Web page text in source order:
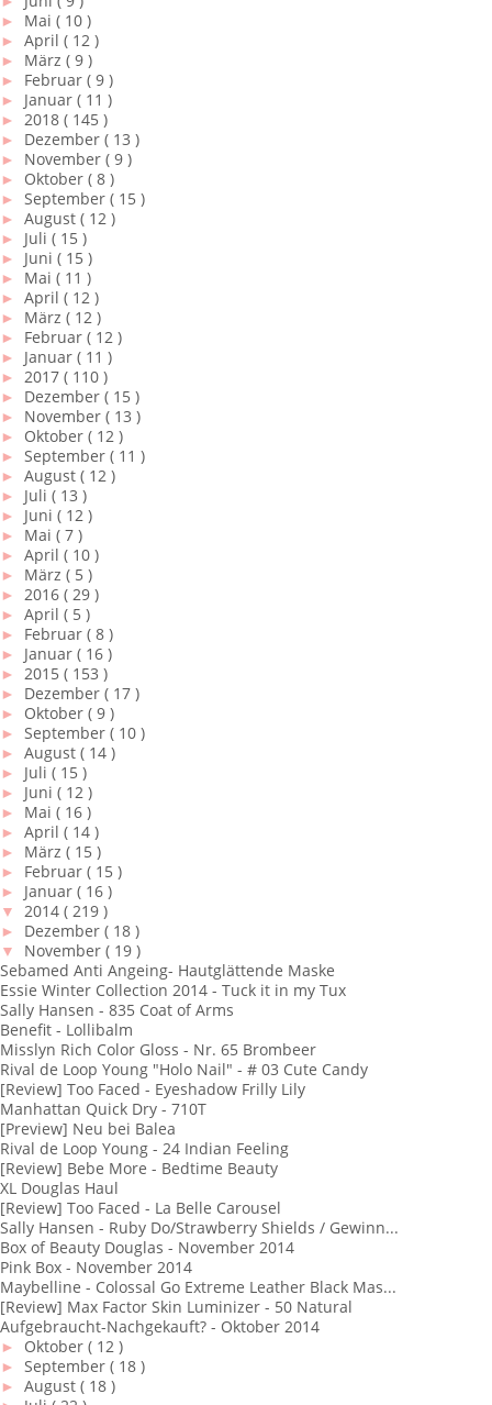
► Mai ( 10 )
► April ( 12 )
► März ( 9 )
► Februar ( 9 )
► Januar ( 11 )
► 2018 ( 145 )
► Dezember ( 13 )
► November ( 9 )
► Oktober ( 8 )
► September ( 15 )
► August ( 12 )
► Juli ( 15 )
► Juni ( 15 )
► Mai ( 11 )
► April ( 12 )
► März ( 12 )
► Februar ( 12 )
► Januar ( 11 )
► 2017 ( 110 )
► Dezember ( 15 )
► November ( 13 )
► Oktober ( 12 )
► September ( 11 )
► August ( 12 )
► Juli ( 13 )
► Juni ( 12 )
► Mai ( 7 )
► April ( 10 )
► März ( 5 )
► 2016 ( 29 )
► April ( 5 )
► Februar ( 8 )
► Januar ( 16 )
► 2015 ( 153 )
► Dezember ( 17 )
► Oktober ( 9 )
► September ( 10 )
► August ( 14 )
► Juli ( 15 )
► Juni ( 12 )
► Mai ( 16 )
► April ( 14 )
► März ( 15 )
► Februar ( 15 )
► Januar ( 16 )
▼ 2014 ( 219 )
► Dezember ( 18 )
▼
November ( 19 )
Sebamed Anti Angeing- Hautglättende Maske
Essie Winter Collection 2014 - Tuck it in my Tux
Sally Hansen - 835 Coat of Arms
Benefit - Lollibalm
Misslyn Rich Color Gloss - Nr. 65 Brombeer
Rival de Loop Young "Holo Nail" - # 03 Cute Candy
[Review] Too Faced - Eyeshadow Frilly Lily
Manhattan Quick Dry - 710T
[Preview] Neu bei Balea
Rival de Loop Young - 24 Indian Feeling
[Review] Bebe More - Bedtime Beauty
XL Douglas Haul
[Review] Too Faced - La Belle Carousel
Sally Hansen - Ruby Do/Strawberry Shields / Gewinn...
Box of Beauty Douglas - November 2014
Pink Box - November 2014
Maybelline - Colossal Go Extreme Leather Black Mas...
[Review] Max Factor Skin Luminizer - 50 Natural
Aufgebraucht-Nachgekauft? - Oktober 2014
► Oktober ( 12 )
► September ( 18 )
► August ( 18 )